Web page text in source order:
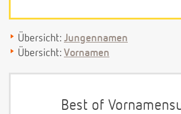
Übersicht: Jungennamen
Übersicht: Vornamen
Best of